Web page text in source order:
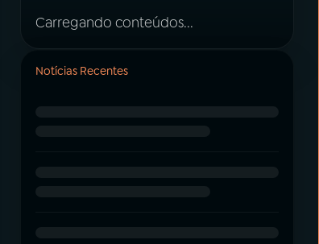
Carregando conteúdos...
Notícias Recentes